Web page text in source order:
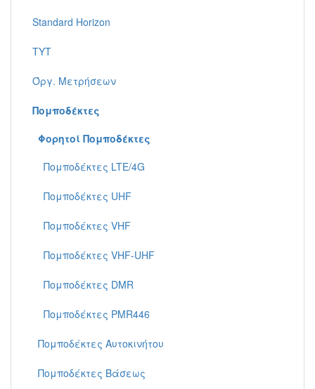
Standard Horizon
TYT
Όργ. Μετρήσεων
Πομποδέκτες
Φορητoί Πομποδέκτες
Πομποδέκτες LTE/4G
Πομποδέκτες UHF
Πομποδέκτες VHF
Πομποδέκτες VHF-UHF
Πομποδέκτες DMR
Πομποδέκτες PMR446
Πομποδέκτες Aυτοκινήτου
Πομποδέκτες Βάσεως